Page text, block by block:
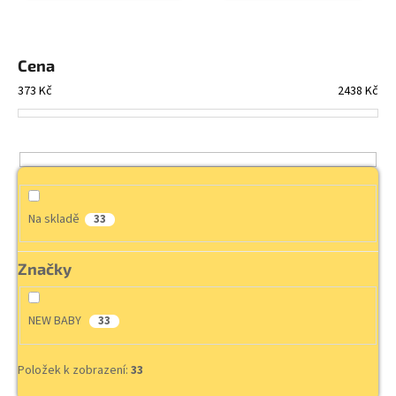
Cena
373 Kč 2438 Kč
Na skladě 33
Značky
NEW BABY 33
Položek k zobrazení: 33
í
t
?
D
o
u